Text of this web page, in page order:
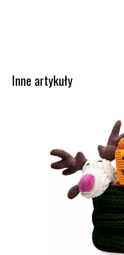
Inne artykuły